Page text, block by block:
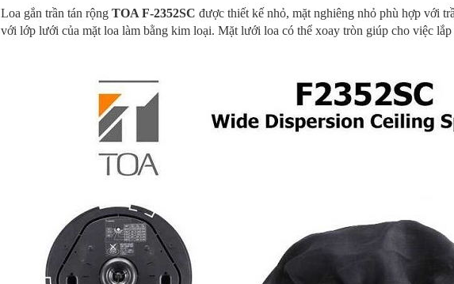
Loa gắn trần tán rộng TOA F-2352SC được thiết kế nhỏ, mặt nghiêng nhỏ phù hợp với
với lớp lưới của mặt loa làm bằng kim loại. Mặt lưới loa có thể xoay tròn giúp cho việc lắp